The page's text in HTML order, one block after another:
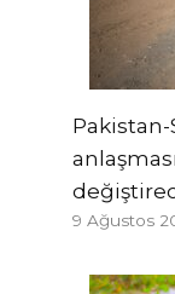
9 Ağustos